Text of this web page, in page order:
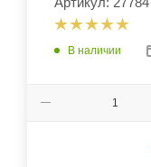
В наличии